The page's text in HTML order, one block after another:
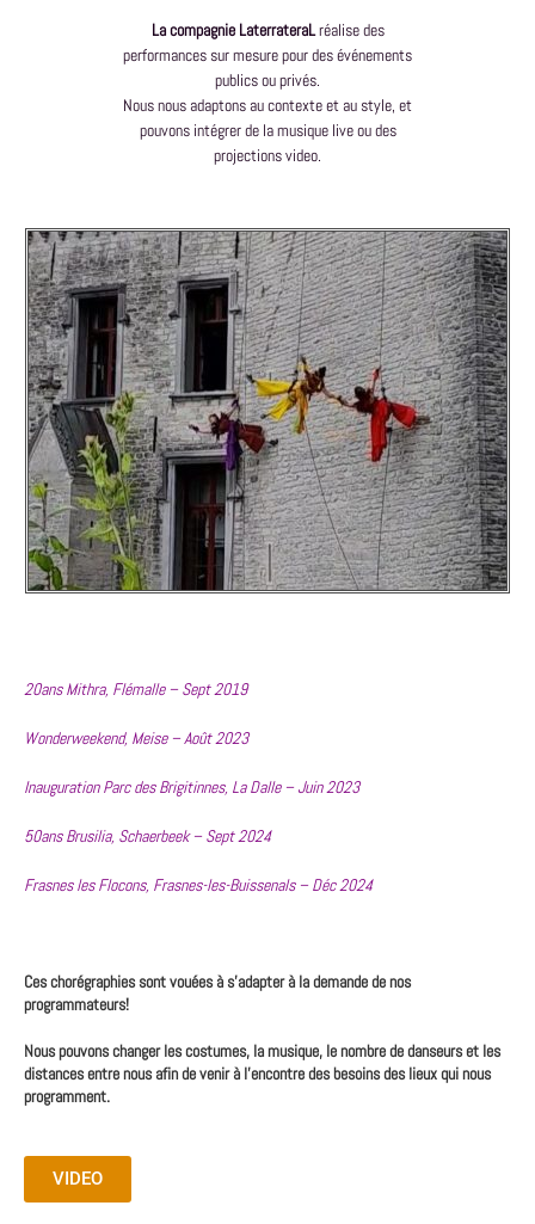
La compagnie LaterrateraLréalise des
performances sur mesure pour des événements
publics ou privés.
Nous nous adaptons au contexte et au style, et
pouvons intégrer de la musique live ou des
projections video.
20ans Mithra, Flémalle – Sept 2019
Wonderweekend, Meise – Août 2023
Inauguration Parc des Brigitinnes, La Dalle – Juin 2023
50ans Brusilia, Schaerbeek – Sept 2024
Frasnes les Flocons, Frasnes-les-Buissenals – Déc 2024
Ces chorégraphies sont vouées à s’adapter à la demande de nos
programmateurs!
Nous pouvons changer les costumes, la musique, le nombre de danseurs et les
distances entre nous afin de venir à l’encontre des besoins des lieux qui nous
programment.
VIDEO